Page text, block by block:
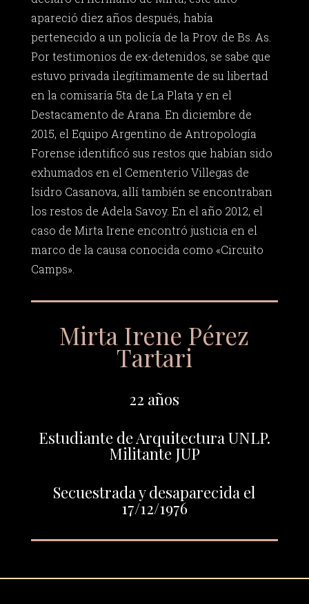
apareció diez años después, había
pertenecido a un policía de la Prov. de Bs. As.
Por testimonios de ex-detenidos, se sabe que
estuvo privada ilegítimamente de su libertad
en la comisaría 5ta de La Plata y en el
Destacamento de Arana. En diciembre de
2015, el Equipo Argentino de Antropología
Forense identificó sus restos que habían sido
exhumados en el Cementerio Villegas de
Isidro Casanova, allí también se encontraban
los restos de Adela Savoy. En el año 2012, el
caso de Mirta Irene encontró justicia en el
marco de la causa conocida como «Circuito
Camps».
Mirta Irene Pérez
Tartari
22 años
Estudiante de Arquitectura UNLP.
Militante JUP
Secuestrada y desaparecida el
17/12/1976